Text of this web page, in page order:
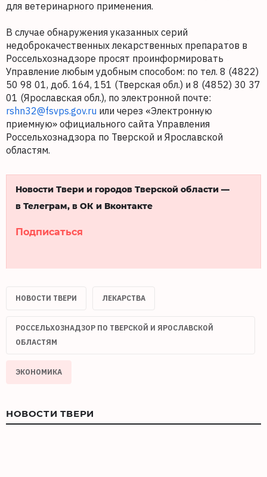
для ветеринарного применения.
В случае обнаружения указанных серий
недоброкачественных лекарственных препаратов в
Россельхознадзоре просят проинформировать
Управление любым удобным способом: по тел. 8 (4822)
50 98 01, доб. 164, 151 (Тверская обл.) и 8 (4852) 30 37
01 (Ярославская обл.), по электронной почте:
rshn32@fsvps.gov.ru или через «Электронную
приемную» официального сайта Управления
Россельхознадзора по Тверской и Ярославской
областям.
Новости Твери и городов Тверской области —
в Телеграм, в ОК и Вконтакте
Подписаться
НОВОСТИ ТВЕРИ ЛЕКАРСТВА
РОССЕЛЬХОЗНАДЗОР ПО ТВЕРСКОЙ И ЯРОСЛАВСКОЙ
ОБЛАСТЯМ
ЭКОНОМИКА
НОВОСТИ ТВЕРИ